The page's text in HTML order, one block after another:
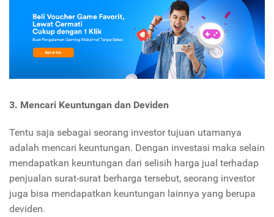
3. Mencari Keuntungan dan Deviden
Tentu saja sebagai seorang investor tujuan utamanya
adalah mencari keuntungan. Dengan investasi maka selain
mendapatkan keuntungan dari selisih harga jual terhadap
penjualan surat-surat berharga tersebut, seorang investor
juga bisa mendapatkan keuntungan lainnya yang berupa
deviden.